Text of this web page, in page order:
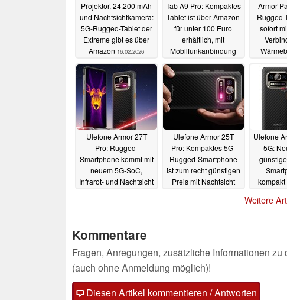
Projektor, 24.200 mAh
und Nachtsichtkamera:
5G-Rugged-Tablet der
Extreme gibt es über
Amazon 16.02.2026
Tab A9 Pro: Kompaktes
Tablet ist über Amazon
für unter 100 Euro
erhältlich, mit
Mobilfunkanbindung
13.10.2025
Armor
Rugged-
sofort
Ulefone Armor 27T
Pro: Rugged-
Smartphone kommt mit
neuem 5G-SoC,
Infrarot- und Nachtsicht
Ulefone Armor 25T
Pro: Kompaktes 5G-
Rugged-Smartphone
ist zum recht günstigen
Preis mit Nachtsicht
Ulefone
5G:
und
Weitere
Kommentare
Fragen, Anregungen, zusätzliche Informationen
(auch ohne Anmeldung möglich)!
Diesen Artikel kommentieren / Antworten